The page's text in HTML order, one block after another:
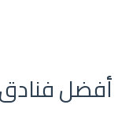
أفضل فنادق